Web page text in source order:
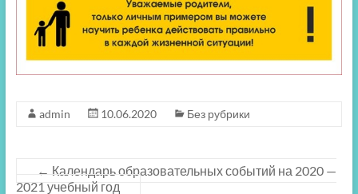
admin 10.06.2020 Без рубрики
← Календарь образовательных событий на 2020 —
2021 учебный год